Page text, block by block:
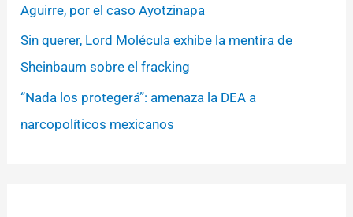
Aguirre, por el caso Ayotzinapa
Sin querer, Lord Molécula exhibe la mentira de
Sheinbaum sobre el fracking
“Nada los protegerá”: amenaza la DEA a
narcopolíticos mexicanos